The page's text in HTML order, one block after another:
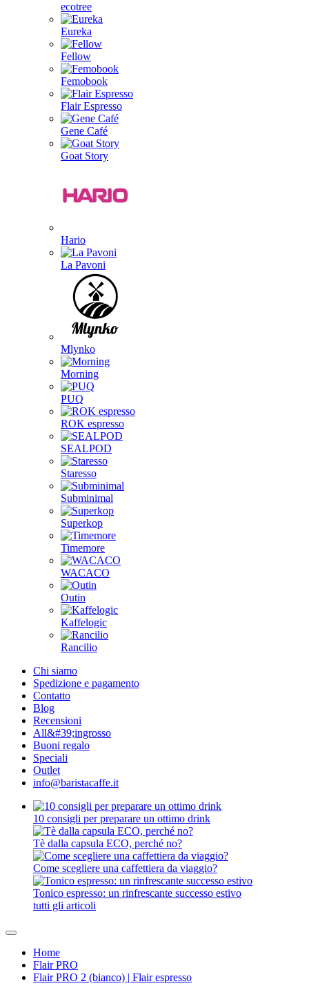
ecotree
Eureka
Fellow
Femobook
Flair Espresso
Gene Café
Goat Story
Hario
La Pavoni
Mlynko
Morning
PUQ
ROK espresso
SEALPOD
Staresso
Subminimal
Superkop
Timemore
WACACO
Outin
Kaffelogic
Rancilio
Chi siamo
Spedizione e pagamento
Contatto
Blog
Recensioni
All&#39;ingrosso
Buoni regalo
Speciali
Outlet
info@baristacaffe.it
10 consigli per preparare un ottimo drink
Tè dalla capsula ECO, perché no?
Come scegliere una caffettiera da viaggio?
Tonico espresso: un rinfrescante successo estivo
tutti gli articoli
Home
Flair PRO
Flair PRO 2 (bianco) | Flair espresso